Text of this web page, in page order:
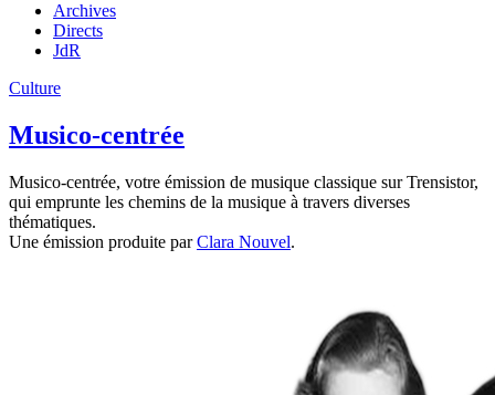
Archives
Directs
JdR
Culture
Musico-centrée
Musico-centrée, votre émission de musique classique sur Trensistor,
qui emprunte les chemins de la musique à travers diverses
thématiques.
Une émission produite parClara Nouvel.